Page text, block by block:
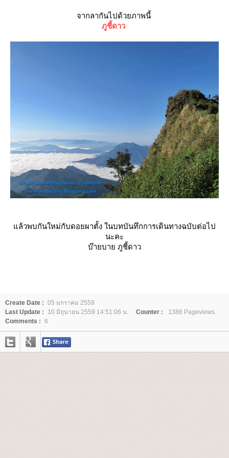
จากลากันไปด้วยภาพนี้
ภูชี้ดาว
ล้วพบกันใหม่กับดอยผาตั้ง ในบทบันทึกการเดินทางฉบับต่อไป
นะคะ
บ๊ายบาย ภูชี้ดาว
Create Date : 05 มกราคม 2559
Last Update :
10 มิถุนายน 2559 14:51:06 น. Counter :
1386 Pageviews.
Comments : 6